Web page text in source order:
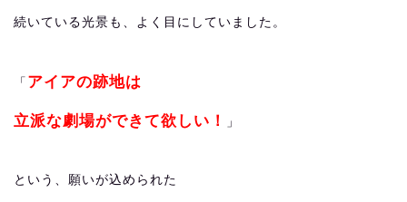
続いている光景も、よく目にしていました。
「 アイアの跡地は
立派な劇場ができて欲しい！ 」
という、願いが込められた